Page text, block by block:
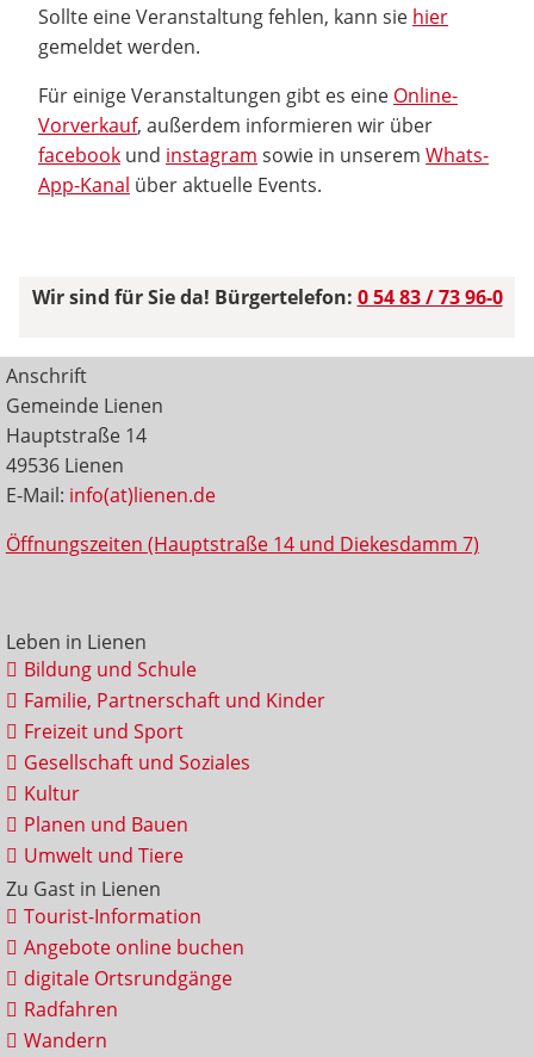
Sollte eine Veranstaltung fehlen, kann sie hier
gemeldet werden.
Für einige Veranstaltungen gibt es eine Online-
Vorverkauf, außerdem informieren wir über
facebook und instagram sowie in unserem Whats-
App-Kanal über aktuelle Events.
Wir sind für Sie da! Bürgertelefon: 0 54 83 / 73 96-0
Anschrift
Gemeinde Lienen
Hauptstraße 14
49536 Lienen
E-Mail: info(at)lienen.de
Öffnungszeiten (Hauptstraße 14 und Diekesdamm 7)
Leben in Lienen
Bildung und Schule
Familie, Partnerschaft und Kinder
Freizeit und Sport
Gesellschaft und Soziales
Kultur
Planen und Bauen
Umwelt und Tiere
Zu Gast in Lienen
Tourist-Information
Angebote online buchen
digitale Ortsrundgänge
Radfahren
Wandern